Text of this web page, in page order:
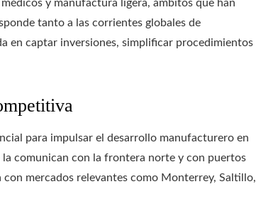
y manufactura ligera, ámbitos que han
tanto a las corrientes globales de
en captar inversiones, simplificar procedimientos
para impulsar el desarrollo manufacturero en
comunican con la frontera norte y con puertos
mercados relevantes como Monterrey, Saltillo,